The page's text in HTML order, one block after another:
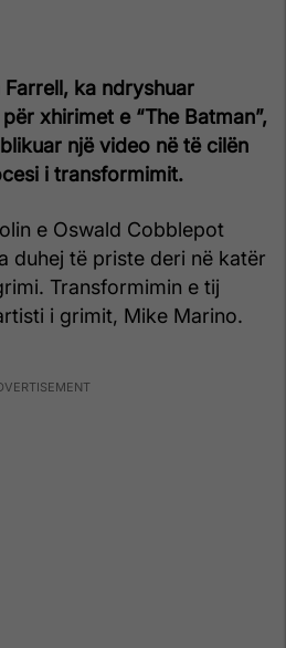
ka ndryshuar
xhirimet e “The Batman”,
një video në të cilën
i transformimit.
e Oswald Cobblepot
duhej të priste deri në katër
Transformimin e tij
i grimit, Mike Marino.